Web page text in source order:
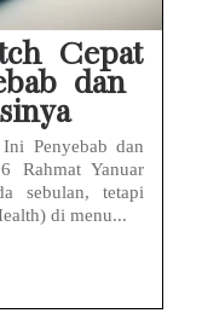
Cepat
dan
Penyebab dan
Rahmat Yanuar
sebulan, tetapi
di menu...